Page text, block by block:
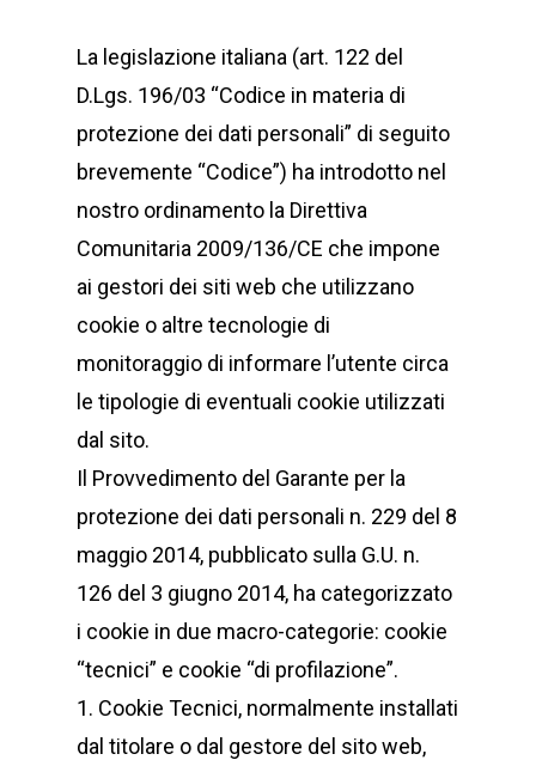
La legislazione italiana (art. 122 del
D.Lgs. 196/03 “Codice in materia di
protezione dei dati personali” di seguito
brevemente “Codice”) ha introdotto nel
nostro ordinamento la Direttiva
Comunitaria 2009/136/CE che impone
ai gestori dei siti web che utilizzano
cookie o altre tecnologie di
monitoraggio di informare l’utente circa
le tipologie di eventuali cookie utilizzati
dal sito.
Il Provvedimento del Garante per la
protezione dei dati personali n. 229 del 8
maggio 2014, pubblicato sulla G.U. n.
126 del 3 giugno 2014, ha categorizzato
i cookie in due macro-categorie: cookie
“tecnici” e cookie “di profilazione”.
1. Cookie Tecnici, normalmente installati
dal titolare o dal gestore del sito web,